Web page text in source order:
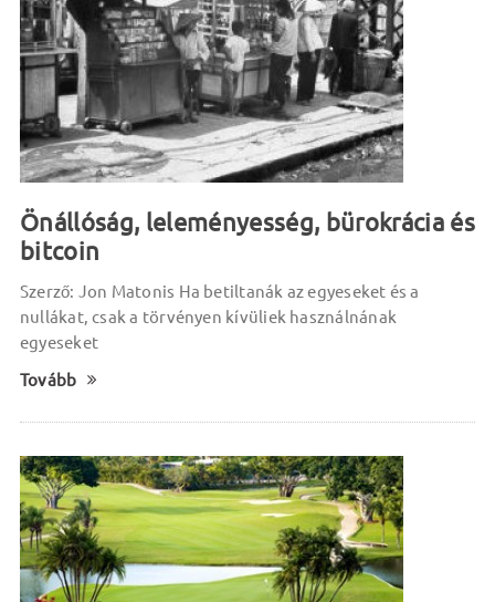
Önállóság, leleményesség, bürokrácia és
bitcoin
Szerző: Jon Matonis Ha betiltanák az egyeseket és a
nullákat, csak a törvényen kívüliek használnának
egyeseket
Tovább